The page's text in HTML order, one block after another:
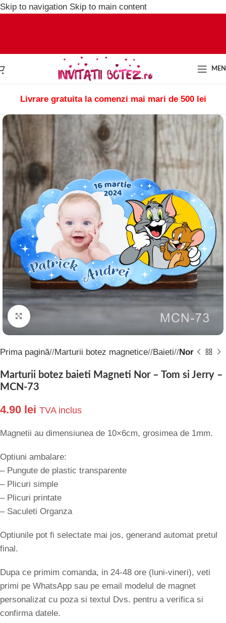
Skip to navigation Skip to main content
Livrare gratuita la comenzi mai mari de 500 lei
Click to enlarge
Prima pagină/ Marturii botez magnetice/ Baieti/ Nor
Marturii botez baieti Magneti Nor – Tom si Jerry –
MCN-73
4.90 lei TVA inclus
Magnetii au dimensiunea de 10×6cm, grosimea de 1mm.
Optiuni ambalare:
– Pungute de plastic transparente
– Plicuri simple
– Plicuri printate
– Saculeti Organza
Optiunile pot fi selectate mai jos, generand automat pretul
final.
Dupa ce primim comanda, in 24-48 ore (luni-vineri), veti
primi pe WhatsApp sau pe email modelul de magnet
personalizat cu poza si textul Dvs. pentru a verifica si
confirma datele.